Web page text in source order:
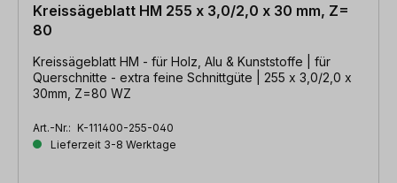
Kreissägeblatt HM 255 x 3,0/2,0 x 30 mm, Z=
80
Kreissägeblatt HM - für Holz, Alu & Kunststoffe | für
Querschnitte - extra feine Schnittgüte | 255 x 3,0/2,0 x
30mm, Z=80 WZ
Art.-Nr.: K-111400-255-040
Lieferzeit 3-8 Werktage